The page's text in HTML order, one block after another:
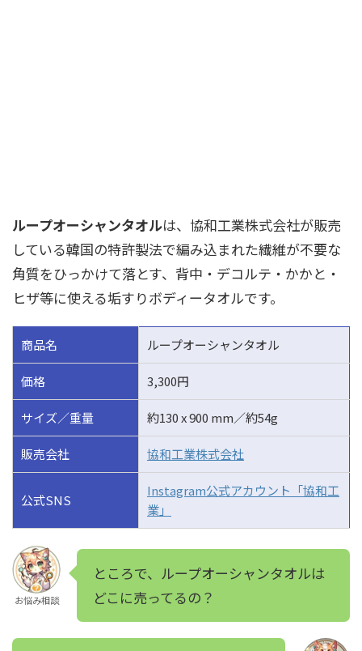
ループオーシャンタオルは、協和工業株式会社が販売
している韓国の特許製法で編み込まれた繊維が不要な
角質をひっかけて落とす、背中・デコルテ・かかと・
ヒザ等に使える垢すりボディータオルです。
商品名 ループオーシャンタオル
価格 3,300円
サイズ／重量 約130 x 900 mm／約54g
販売会社 協和工業株式会社
公式SNS
Instagram公式アカウント「協和工
業」
お悩み相談
ところで、ループオーシャンタオルは
どこに売ってるの？